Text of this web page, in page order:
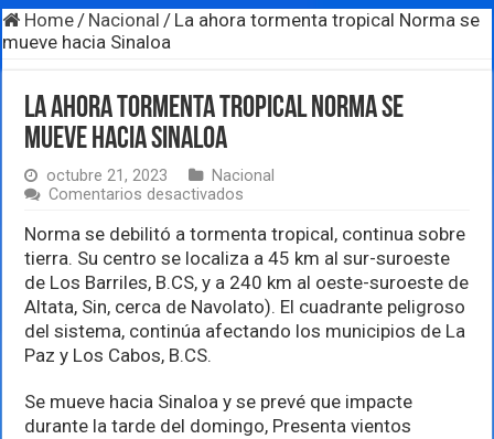
Home / Nacional / La ahora tormenta tropical Norma se
mueve hacia Sinaloa
La ahora tormenta tropical Norma se
mueve hacia Sinaloa
octubre 21, 2023
Nacional
Comentarios desactivados
ahora
tormenta
tropical
Norma
se
mueve
hacia
Norma se debilitó a tormenta tropical, continua sobre
tierra. Su centro se localiza a 45 km al sur-suroeste
de Los Barriles, B.CS, y a 240 km al oeste-suroeste de
Altata, Sin, cerca de Navolato). El cuadrante peligroso
del sistema, continúa afectando los municipios de La
Paz y Los Cabos, B.CS.
Se mueve hacia Sinaloa y se prevé que impacte
durante la tarde del domingo, Presenta vientos